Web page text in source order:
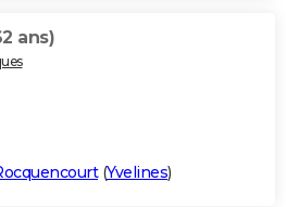
ans)
(Yvelines)